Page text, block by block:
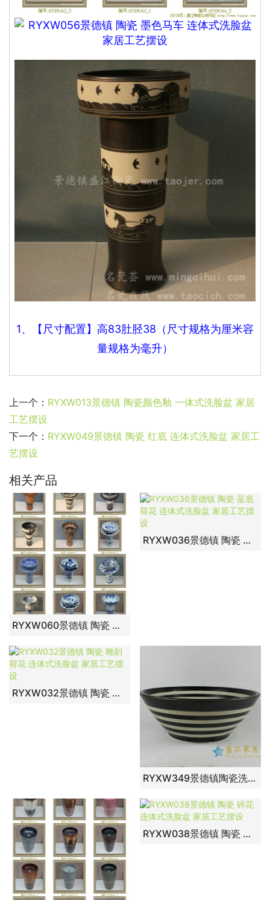
1、【尺寸配置】高83肚胫38 （尺寸规格为厘米容
量规格为毫升）
上一个： RYXW013景德镇 陶瓷颜色釉 一体式洗脸盆 家居
工艺摆设
下一个： RYXW049景德镇 陶瓷 红底 连体式洗脸盆 家居工
艺摆设
相关产品
RYXW060景德镇 陶瓷 荷花 连体式洗脸盆 家居工艺摆设
RYXW036景德镇 陶瓷 蓝底荷花 连体式洗脸盆 家居工艺摆设
RYXW032景德镇 陶瓷 雕刻荷花 连体式洗脸盆 家居工艺摆设
RYXW349景德镇陶瓷洗脸盆台上盆卫浴用品 黑白条纹洗脸盆单孔
RYXW038景德镇 陶瓷 碎花 连体式洗脸盆 家居工艺摆设